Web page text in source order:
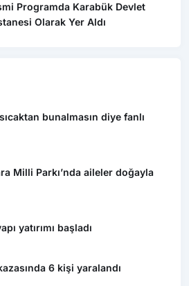
Programda Karabük Devlet
Olarak Yer Aldı
bunalmasın diye fanlı
Milli Parkı’nda aileler doğayla
yatırımı başladı
6 kişi yaralandı